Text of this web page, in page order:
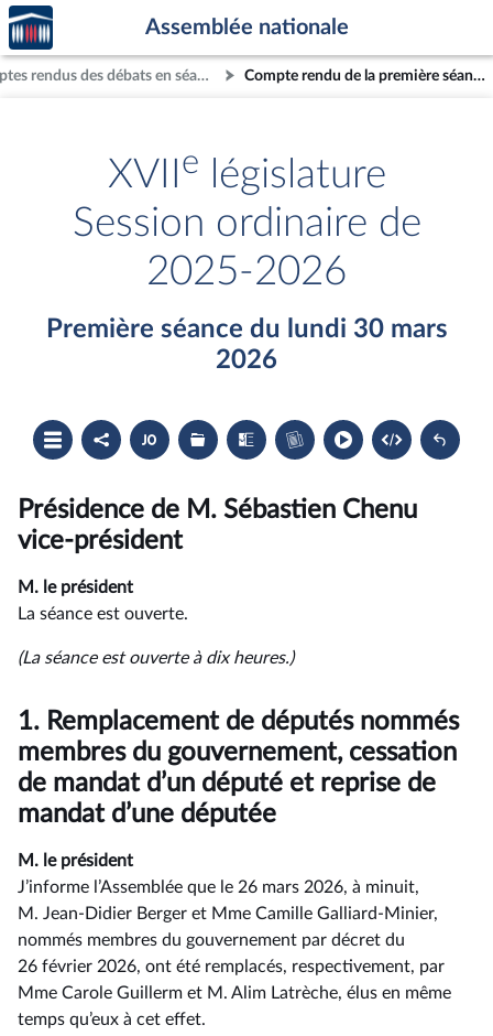
Aller au contenu
Aller en bas de la page
Accèder
à la
page
d'accueil
Assemblée nationale
Comptes rendus des débats en séance Compte rendu de la première séance du lundi 30 mars 2026
XVII e
législature
Session ordinaire de
2025-2026
Première séance du lundi 30 mars
2026
Ouvrir
le
sommaire
Partager
le
compte
Accéder
au
document
du
compte
rendu
Les
dossiers
législatifs
Les
textes
examinés
Accéder
au
cahier
Présidence de M. Sébastien Chenu
vice-président
M. le président
La séance est ouverte.
(La séance est ouverte à dix heures.)
1. Remplacement de députés nommés
membres du gouvernement, cessation
de mandat d’un député et reprise de
mandat d’une députée
M. le président
J’informe l’Assemblée que le 26 mars 2026, à minuit,
M. Jean-Didier Berger et Mme Camille Galliard-Minier,
nommés membres du gouvernement par décret du
26 février 2026, ont été remplacés, respectivement, par
Mme Carole Guillerm et M. Alim Latrèche, élus en même
temps qu’eux à cet effet.